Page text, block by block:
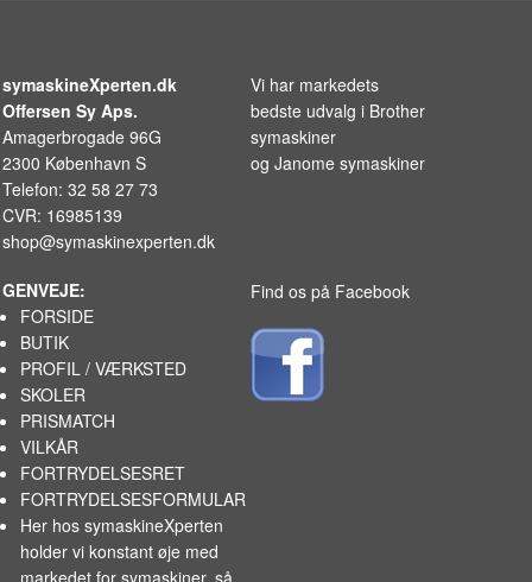
symaskineXperten.dk
Offersen Sy Aps.
Amagerbrogade 96G
2300 København S
Telefon: 32 58 27 73
CVR: 16985139
shop@symaskinexperten.dk
Vi har markedets
bedste udvalg i Brother
symaskiner
og Janome symaskiner
GENVEJE:
FORSIDE
BUTIK
PROFIL / VÆRKSTED
SKOLER
PRISMATCH
VILKÅR
FORTRYDELSESRET
FORTRYDELSESFORMULAR
Her hos symaskineXperten
holder vi konstant øje med
markedet forsymaskiner, så
Find os på Facebook